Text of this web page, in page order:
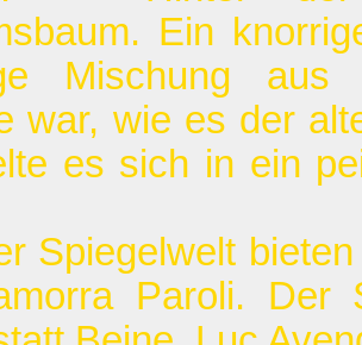
Ein
Mischung
war, wie es der
es sich in ein
Spiegelwelt
Paroli. Der